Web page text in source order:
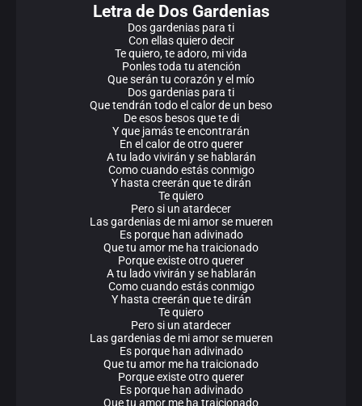
Letra de Dos Gardenias
Dos gardenias para ti
Con ellas quiero decir
Te quiero, te adoro, mi vida
Ponles toda tu atención
Que serán tu corazón y el mío
Dos gardenias para ti
Que tendrán todo el calor de un beso
De esos besos que te di
Y que jamás te encontrarán
En el calor de otro querer
A tu lado vivirán y se hablarán
Como cuando estás conmigo
Y hasta creerán que te dirán
Te quiero
Pero si un atardecer
Las gardenias de mi amor se mueren
Es porque han adivinado
Que tu amor me ha traicionado
Porque existe otro querer
A tu lado vivirán y se hablarán
Como cuando estás conmigo
Y hasta creerán que te dirán
Te quiero
Pero si un atardecer
Las gardenias de mi amor se mueren
Es porque han adivinado
Que tu amor me ha traicionado
Porque existe otro querer
Es porque han adivinado
Que tu amor me ha traicionado